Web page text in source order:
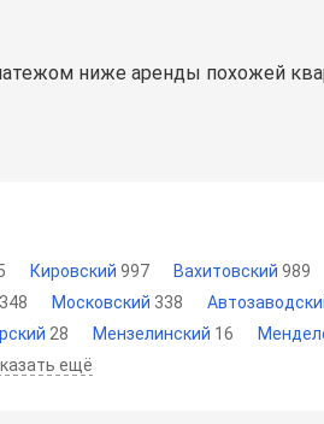
ниже аренды похожей
Кировский 997 Вахитовский 989
348
Московский 338
28 Мензелинский 16
ещё